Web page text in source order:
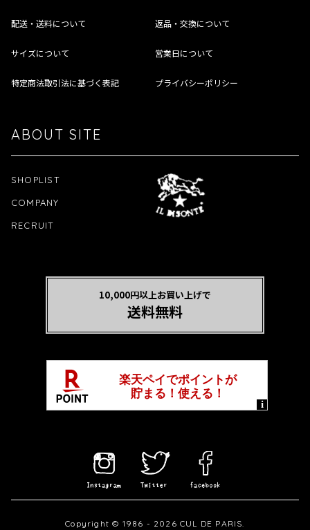
配送・送料について 返品・交換について
サイズについて 営業日について
特定商法取引法に基づく表記 プライバシーポリシー
ABOUT SITE
SHOPLIST
COMPANY
RECRUIT
10,000円以上お買い上げで
送料無料
Copyright © 1986 - 2026 CUL DE PARIS.